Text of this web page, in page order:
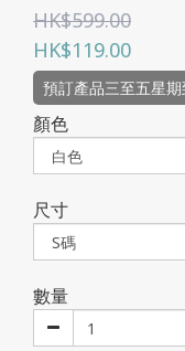
HK$599.00
HK$119.00
預訂產品三至五星期
顏色
尺寸
數量